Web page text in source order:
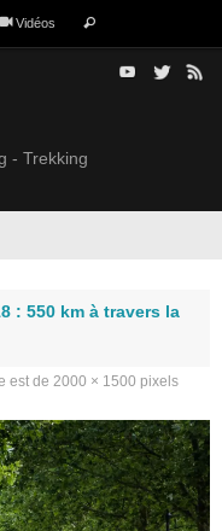
Vidéos
- Trekking
: 550 km à travers la
est de2000 × 1500 pixels